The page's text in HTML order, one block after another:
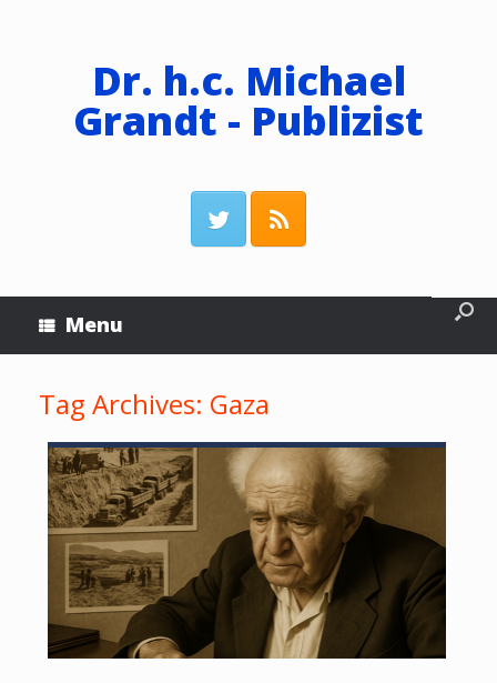
Dr. h.c. Michael
Grandt - Publizist
Menu
Tag Archives: Gaza